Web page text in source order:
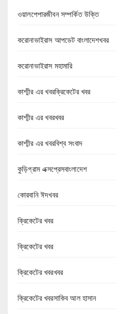
ওয়ালপেপারজীবন সম্পর্কিত উক্তি
করোনাভাইরাস আপডেট বাংলাদেশখবর
করোনাভাইরাস মহামারি
কাশ্মীর এর খবরক্রিকেটের খবর
কাশ্মীর এর খবরখবর
কাশ্মীর এর খবরবিশ্ব সংবাদ
কুড়িগ্রাম এক্সপ্রেসবাংলাদেশ
কোরবানি ঈদখবর
ক্রিকেটের খবর
ক্রিকেটের খবর
ক্রিকেটের খবরখবর
ক্রিকেটের খবরসাকিব আল হাসান